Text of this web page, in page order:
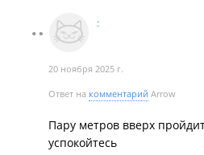
.
20 ноября 2025 г.
Ответ на комментарий Arrow
Пару метров вверх
успокойтесь